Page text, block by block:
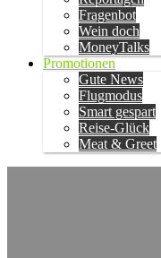
Fragenbot
Wein doch
MoneyTalks
Promotionen
Gute News
Flugmodus
Smart gespart
Reise-Glück
Meat & Greet